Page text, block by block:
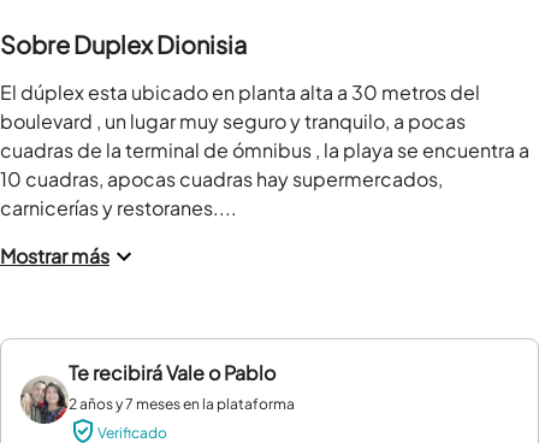
Sobre Duplex Dionisia
El dúplex esta ubicado en planta alta a 30 metros del
boulevard , un lugar muy seguro y tranquilo, a pocas
cuadras de la terminal de ómnibus , la playa se encuentra a
10 cuadras, apocas cuadras hay supermercados,
carnicerías y restoranes....
Mostrar más
Te recibiráVale o Pablo
2 años y 7 meses en la plataforma
Verificado